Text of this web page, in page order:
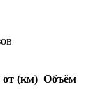
от (км) Объём